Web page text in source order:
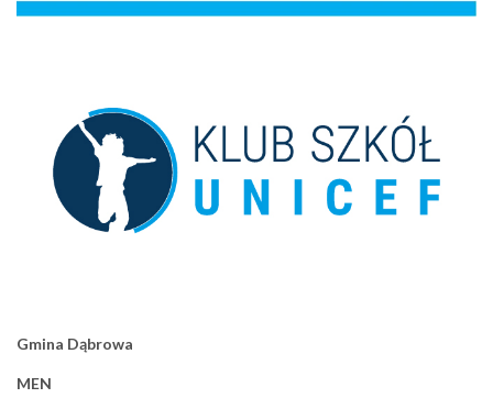
Gmina Dąbrowa
MEN